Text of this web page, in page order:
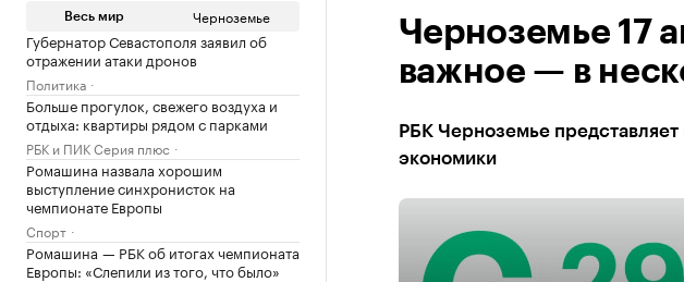
Весь мир Черноземье
Губернатор Севастополя заявил об
отражении атаки дронов
Политика
Больше прогулок, свежего воздуха и
отдыха: квартиры рядом с парками
РБК и ПИК Серия плюс
Ромашина назвала хорошим
выступление синхронисток на
чемпионате Европы
Спорт
Ромашина — РБК об итогах чемпионата
Европы: «Слепили из того, что было»
Черноземье 17
важное — в
РБК Черноземье представляет
экономики